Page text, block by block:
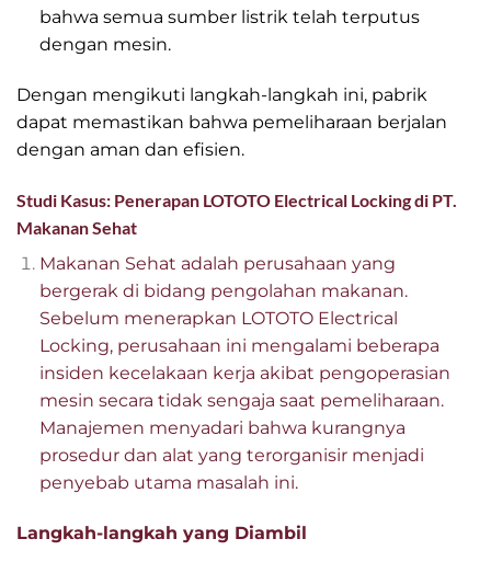
bahwa semua sumber listrik telah terputus
dengan mesin.
Dengan mengikuti langkah-langkah ini, pabrik
dapat memastikan bahwa pemeliharaan berjalan
dengan aman dan efisien.
Studi Kasus: Penerapan LOTOTO Electrical Locking di PT.
Makanan Sehat
Makanan Sehat adalah perusahaan yang
bergerak di bidang pengolahan makanan.
Sebelum menerapkan LOTOTO Electrical
Locking, perusahaan ini mengalami beberapa
insiden kecelakaan kerja akibat pengoperasian
mesin secara tidak sengaja saat pemeliharaan.
Manajemen menyadari bahwa kurangnya
prosedur dan alat yang terorganisir menjadi
penyebab utama masalah ini.
Langkah-langkah yang Diambil